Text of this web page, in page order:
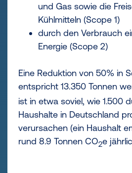
und Gas sowie die
Kühlmitteln (Scope 1)
durch den Verbrauch
Energie (Scope 2)
Eine Reduktion von 50% in
entspricht 13.350 Tonnen
ist in etwa soviel, wie 1.500
Haushalte in Deutschland
verursachen (ein Haushalt
rund 8.9 Tonnen CO2e